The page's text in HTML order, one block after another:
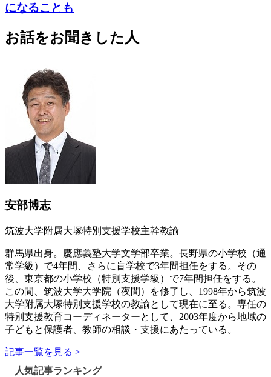
になることも
お話をお聞きした人
安部博志
筑波大学附属大塚特別支援学校主幹教諭
群馬県出身。慶應義塾大学文学部卒業。長野県の小学校（通
常学級）で4年間、さらに盲学校で3年間担任をする。その
後、東京都の小学校（特別支援学級）で7年間担任をする。
この間、筑波大学大学院（夜間）を修了し、1998年から筑波
大学附属大塚特別支援学校の教諭として現在に至る。専任の
特別支援教育コーディネーターとして、2003年度から地域の
子どもと保護者、教師の相談・支援にあたっている。
記事一覧を見る >
人気記事ランキング